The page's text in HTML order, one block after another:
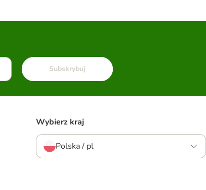
Subskrybuj
Wybierz kraj
Polska / pl